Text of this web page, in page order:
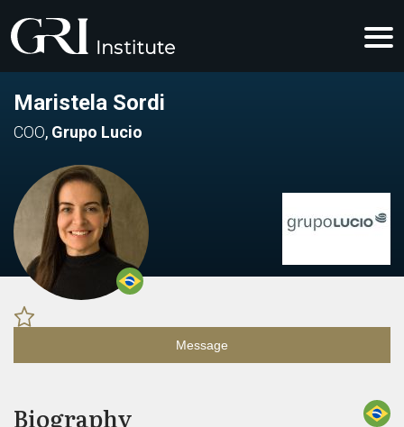
Maristela Sordi
COO, Grupo Lucio
Message
Biography